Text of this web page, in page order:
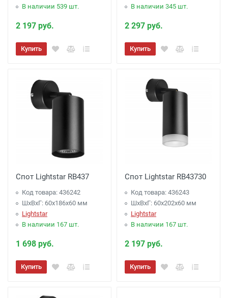
В наличии 539 шт.
2 197 руб.
Купить
В наличии 345 шт.
2 297 руб.
Купить
Спот Lightstar RB437
Код товара: 436242
ШхВхГ: 60x186x60 мм
Lightstar
В наличии 167 шт.
1 698 руб.
Купить
Спот Lightstar RB43730
Код товара: 436243
ШхВхГ: 60x202x60 мм
Lightstar
В наличии 167 шт.
2 197 руб.
Купить